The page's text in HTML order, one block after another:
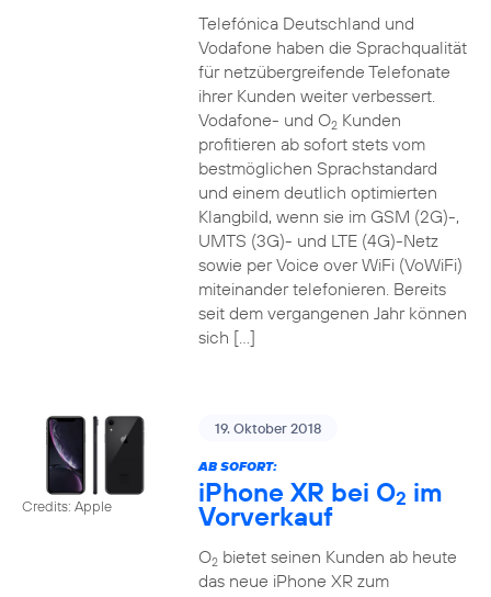
Telefónica Deutschland und
Vodafone haben die Sprachqualität
für netzübergreifende Telefonate
ihrer Kunden weiter verbessert.
Vodafone- und O2Kunden
profitieren ab sofort stets vom
bestmöglichen Sprachstandard
und einem deutlich optimierten
Klangbild, wenn sie im GSM (2G)-,
UMTS (3G)- und LTE (4G)-Netz
sowie per Voice over WiFi (VoWiFi)
miteinander telefonieren. Bereits
seit dem vergangenen Jahr können
sich […]
Credits: Apple
19. Oktober 2018
AB SOFORT:
iPhone XR bei O2 im
Vorverkauf
O2bietet seinen Kunden ab heute
das neue iPhone XR zum